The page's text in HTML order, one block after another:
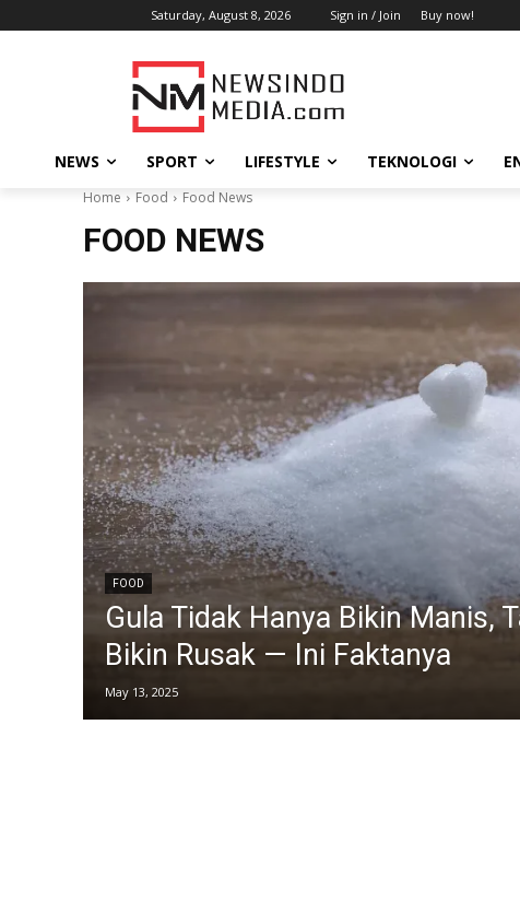
Saturday, August 8, 2026 Sign in / Join Buy now!
NEWS SPORT LIFESTYLE TEKNOLOGI
Home Food Food News
FOOD NEWS
FOOD
Gula Tidak Hanya Bikin Manis,
Bikin Rusak — Ini Faktanya
May 13, 2025